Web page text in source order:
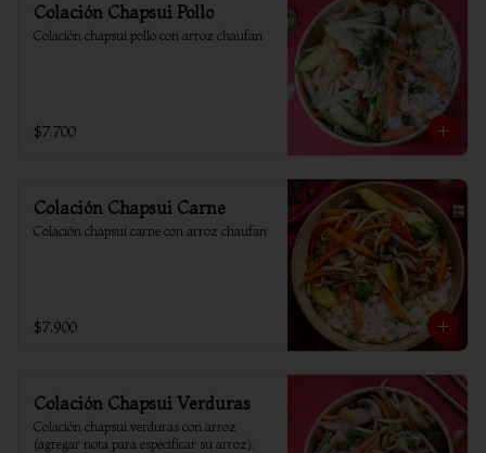
Colación Chapsui Pollo
Colación chapsui pollo con arroz chaufan
$7.700
Colación Chapsui Carne
Colación chapsui carne con arroz chaufan
$7.900
Colación Chapsui Verduras
Colación chapsui verduras con arroz
(agregar nota para especificar su arroz).